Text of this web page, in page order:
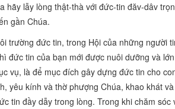
hãy lẫy lòng thật-thà với đức-tin đăv-dâv
gần Chúa.
trường đức tin, trong Hội của những người
đức tin của bạn mới được nuôi dưỡng và
vụ, là để mục đích gây dựng đức tin cho
yêu kính và thờ phượng Chúa, khao khát
tin đầy dẫy trong lòng. Trong khi chăm